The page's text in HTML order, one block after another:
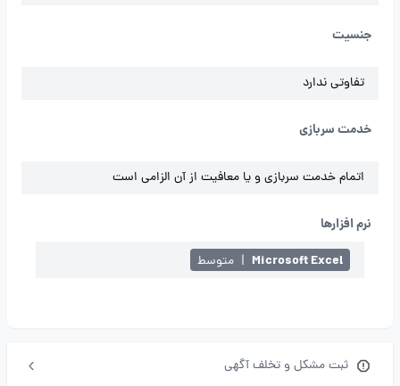
جنسیت
تفاوتی ندارد
خدمت سربازی
اتمام خدمت سربازی و یا معافیت از آن الزامی است
نرم افزارها
Microsoft Excel
| متوسط
ثبت مشکل و تخلف آگهی